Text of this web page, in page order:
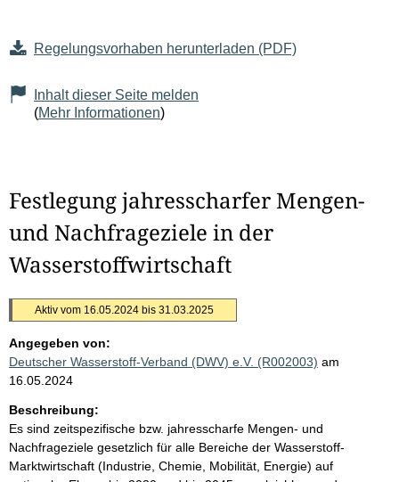
Regelungsvorhaben herunterladen (PDF)
Inhalt dieser Seite melden
(Mehr Informationen)
Festlegung jahresscharfer Mengen-
und Nachfrageziele in der
Wasserstoffwirtschaft
Aktiv vom 16.05.2024 bis 31.03.2025
Angegeben von:
Deutscher Wasserstoff-Verband (DWV) e.V. (R002003) am
16.05.2024
Beschreibung:
Es sind zeitspezifische bzw. jahresscharfe Mengen- und
Nachfrageziele gesetzlich für alle Bereiche der Wasserstoff-
Marktwirtschaft (Industrie, Chemie, Mobilität, Energie) auf